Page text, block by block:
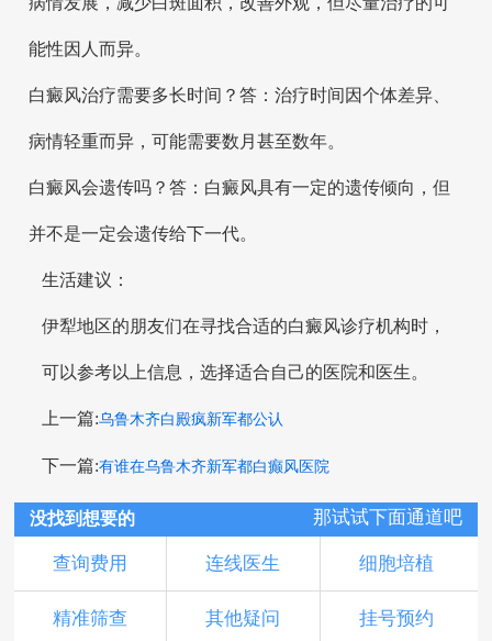
能性因人而异。
白癜风治疗需要多长时间？答：治疗时间因个体差异、
病情轻重而异，可能需要数月甚至数年。
白癜风会遗传吗？答：白癜风具有一定的遗传倾向，但
并不是一定会遗传给下一代。
生活建议：
伊犁地区的朋友们在寻找合适的白癜风诊疗机构时，
可以参考以上信息，选择适合自己的医院和医生。
上一篇:乌鲁木齐白殿疯新军都公认
下一篇:有谁在乌鲁木齐新军都白癫风医院
没找到想要的 那试试下面通道吧
查询费用 连线医生 细胞培植
精准筛查 其他疑问 挂号预约